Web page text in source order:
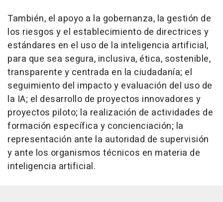
También, el apoyo a la gobernanza, la gestión de
los riesgos y el establecimiento de directrices y
estándares en el uso de la inteligencia artificial,
para que sea segura, inclusiva, ética, sostenible,
transparente y centrada en la ciudadanía; el
seguimiento del impacto y evaluación del uso de
la IA; el desarrollo de proyectos innovadores y
proyectos piloto; la realización de actividades de
formación específica y concienciación; la
representación ante la autoridad de supervisión
y ante los organismos técnicos en materia de
inteligencia artificial.